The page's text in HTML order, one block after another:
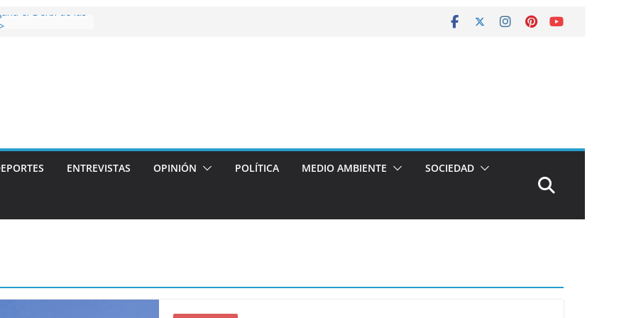
el Derbi de las
ENTREVISTAS OPINIÓN POLÍTICA MEDIO AMBIENTE SOCIEDAD